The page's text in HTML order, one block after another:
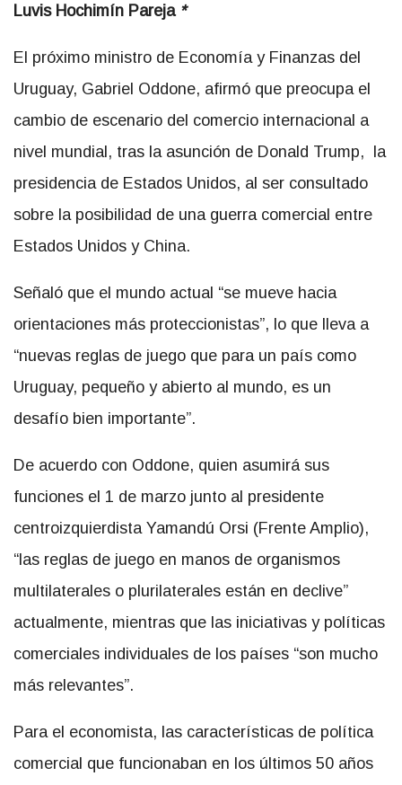
Luvis Hochimín Pareja *
El próximo ministro de Economía y Finanzas del
Uruguay, Gabriel Oddone, afirmó que preocupa el
cambio de escenario del comercio internacional a
nivel mundial, tras la asunción de Donald Trump, la
presidencia de Estados Unidos, al ser consultado
sobre la posibilidad de una guerra comercial entre
Estados Unidos y China.
Señaló que el mundo actual “se mueve hacia
orientaciones más proteccionistas”, lo que lleva a
“nuevas reglas de juego que para un país como
Uruguay, pequeño y abierto al mundo, es un
desafío bien importante”.
De acuerdo con Oddone, quien asumirá sus
funciones el 1 de marzo junto al presidente
centroizquierdista Yamandú Orsi (Frente Amplio),
“las reglas de juego en manos de organismos
multilaterales o plurilaterales están en declive”
actualmente, mientras que las iniciativas y políticas
comerciales individuales de los países “son mucho
más relevantes”.
Para el economista, las características de política
comercial que funcionaban en los últimos 50 años